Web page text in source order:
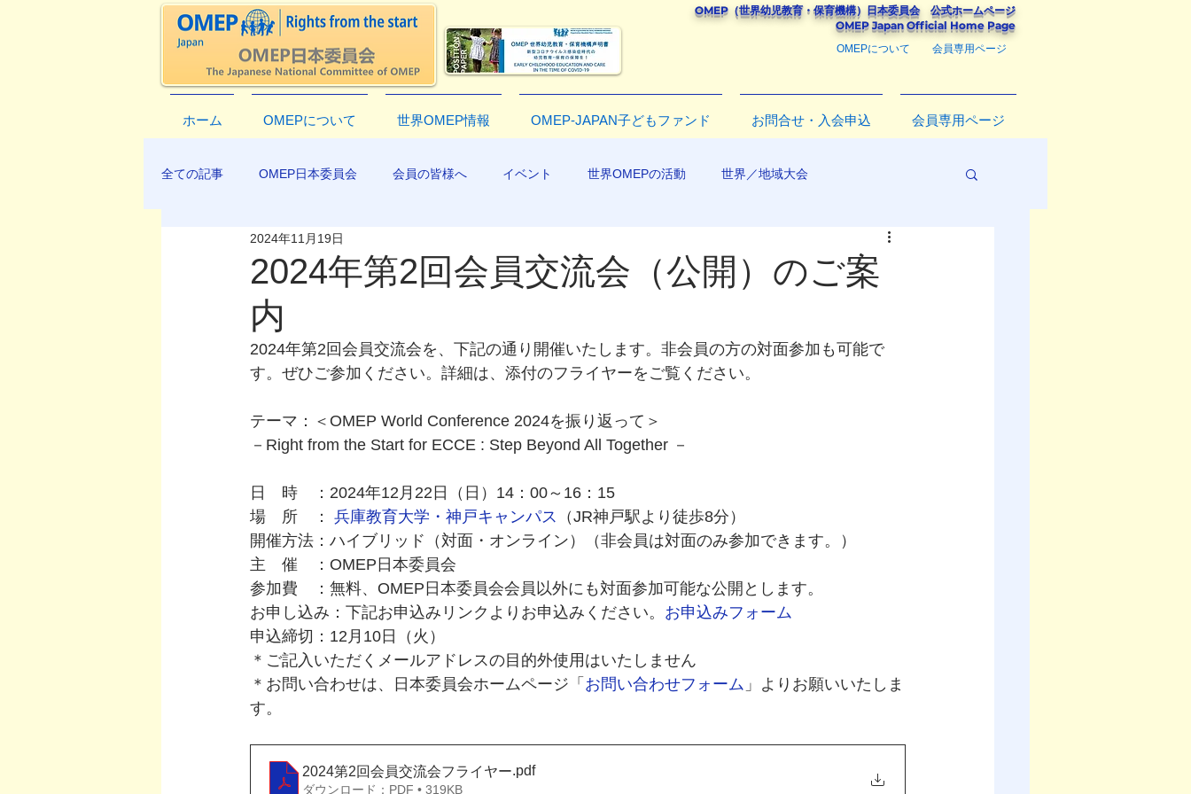
OMEP（世界幼児教育・保育機構） 日本委員会公式ホームページ
​OMEP Japan Official Home Page
OMEPについて 会員専用ページ
ホーム OMEPについて 世界OMEP情報 OMEP-JAPAN子どもファンド お問合せ・入会申込 会員専用ページ
全ての記事 OMEP日本委員会 会員の皆様へ イベント 世界OMEPの活動 世界／地域大会
EXCO-COMMUNICATION
2024年第2回会員交流会（公開）のご案
内
2024年11月19日
2024年第2回会員交流会を、下記の通り開催いたします。非会員の方の対面参加も可能で
す。ぜひご参加ください。詳細は、添付のフライヤーをご覧ください。
テーマ：＜OMEP World Conference 2024を振り返って＞
－Right from the Start for ECCE : Step Beyond All Together －
日　時　：2024年12月22日（日）14：00～16：15
場　所　： 兵庫教育大学・神戸キャンパス （JR神戸駅より徒歩8分）
開催方法：ハイブリッド（対面・オンライン）（非会員は対面のみ参加できます。）
主　催　：OMEP日本委員会
参加費　：無料、OMEP日本委員会会員以外にも対面参加可能な公開とします。
お申し込み：下記お申込みリンクよりお申込みください。 お申込みフォーム
申込締切：12月10日（火）
＊ご記入いただくメールアドレスの目的外使用はいたしません
＊お問い合わせは、日本委員会ホームページ「 お問い合わせフォーム 」よりお願いいたしま
す。
2024第2回会員交流会フライヤー.pdf
ダウンロード：PDF • 319KB